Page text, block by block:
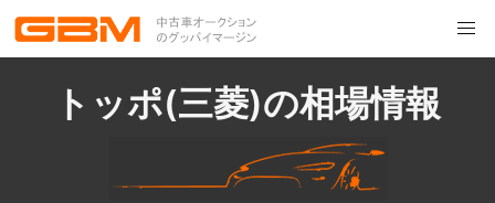
トッポ(三菱)の相場情報